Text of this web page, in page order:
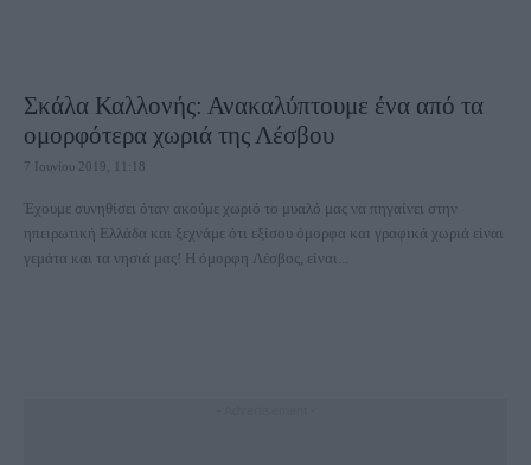
Σκάλα Καλλονής: Ανακαλύπτουμε ένα από τα
ομορφότερα χωριά της Λέσβου
7 Ιουνίου 2019, 11:18
Έχουμε συνηθίσει όταν ακούμε χωριό το μυαλό μας να πηγαίνει στην
ηπειρωτική Ελλάδα και ξεχνάμε ότι εξίσου όμορφα και γραφικά χωριά είναι
γεμάτα και τα νησιά μας! Η όμορφη Λέσβος, είναι...